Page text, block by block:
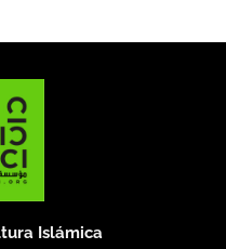
Islámica